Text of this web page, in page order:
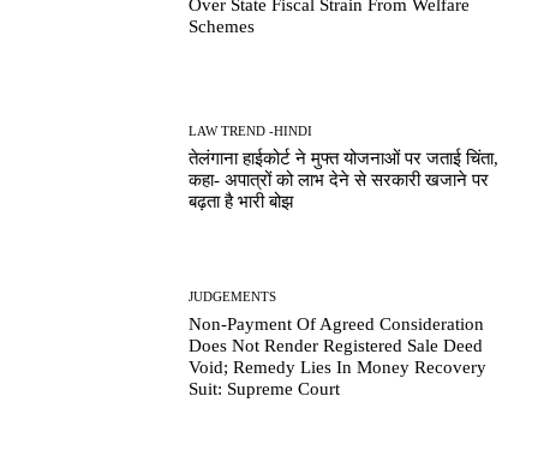
Over State Fiscal Strain From Welfare
Schemes
LAW TREND -HINDI
तेलंगाना हाईकोर्ट ने मुफ्त योजनाओं पर जताई चिंता,
कहा- अपात्रों को लाभ देने से सरकारी खजाने पर
बढ़ता है भारी बोझ
JUDGEMENTS
Non-Payment Of Agreed Consideration
Does Not Render Registered Sale Deed
Void; Remedy Lies In Money Recovery
Suit: Supreme Court